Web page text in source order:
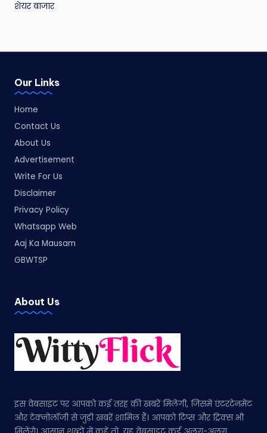
शेयर बाजार
Our Links
Home
Contact Us
About Us
Advertisement
Write For Us
Disclaimer
Privacy Policy
Whatsapp Web
Aaj Ka Mausam
GBWTSP
About Us
इस वेबसाइट पर आपको कई तरह की खबरें मिलेंगी, जिसमें एंटरटेनमेंट
और टेक्नोलॉजी से जुड़ी खबरें शामिल हैं। आपको टिप्स और ट्रिक्स भी